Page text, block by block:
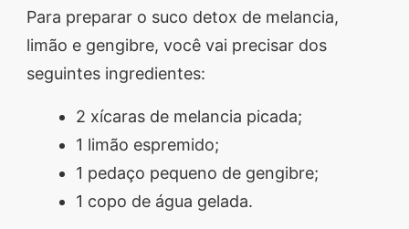
Para preparar o suco detox de melancia,
limão e gengibre, você vai precisar dos
seguintes ingredientes:
2 xícaras de melancia picada;
1 limão espremido;
1 pedaço pequeno de gengibre;
1 copo de água gelada.